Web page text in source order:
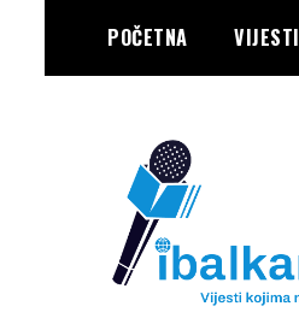
content
POČETNA VIJESTI